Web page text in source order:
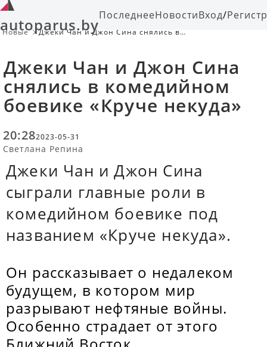
autoparus.byПоследнееНовостиВход/
Новые
Джеки Чан и Джон Сина снялись в
Джеки Чан и Джон Сина
снялись в комедийном
боевике «Круче некуда»
20:282023-05-31
Светлана Репина
Джеки Чан и Джон Сина
сыграли главные роли в
комедийном боевике под
названием «Круче некуда».
Он рассказывает о недалеком
будущем, в котором мир
разрывают нефтяные войны.
Особенно страдает от этого